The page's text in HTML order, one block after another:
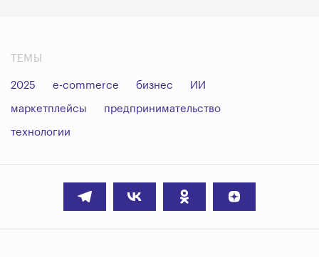
ТЕМЫ
2025 e-commerce бизнес ИИ
маркетплейсы предпринимательство
технологии